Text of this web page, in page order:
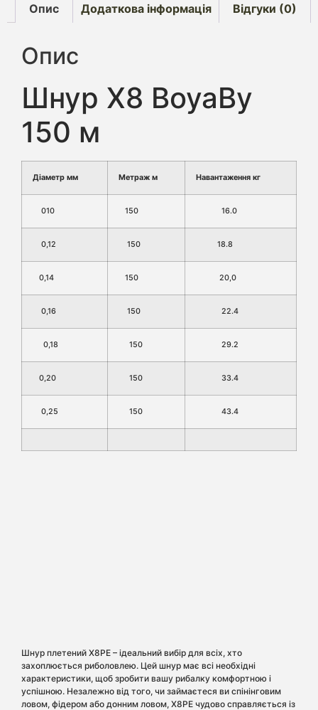
Опис Додаткова інформація Відгуки (0)
Опис
Шнур X8 BoyaBy
150 м
Діаметр мм Метраж м Навантаження кг
010 150 16.0
0,12 150 18.8
0,14 150 20,0
0,16 150 22.4
0,18 150 29.2
0,20 150 33.4
0,25 150 43.4
Шнур плетений X8PE – ідеальний вибір для всіх, хто
захоплюється риболовлею. Цей шнур має всі необхідні
характеристики, щоб зробити вашу рибалку комфортною і
успішною. Незалежно від того, чи займаєтеся ви спінінговим
ловом, фідером або донним ловом, X8PE чудово справляється із